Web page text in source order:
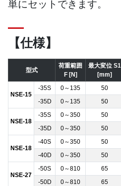
単にセットできます。
【仕様】
型式
荷重範囲
F [N]
最大変位 S1
[mm]
NSE-15
-35S 0～135 50
-35D
0～135 50
NSE-18
-35S 0～350 50
-35D
0～350 50
NSE-18
-40S 0～350 50
-40D
0～350 50
NSE-27
-50S 0～810 65
-50D
0～810 65